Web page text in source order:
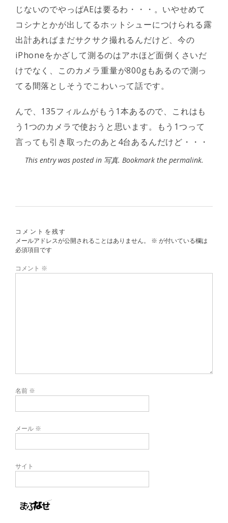
じないのでやっぱAEは要るわ・・・。いやせめて
コシナとかが出してるホットシューにつけられる露
出計あればまだサクサク撮れるんだけど、今の
iPhoneをかざして測るのはアホほど面倒くさいだ
けでなく、このカメラ重量が800gもあるので測っ
てる間落としそうでこわいって話です。
んで、135フィルムがもう1本あるので、これはも
う1つのカメラで使おうと思います。もう1つって
言っても引き取ったのあと4台あるんだけど・・・
This entry was posted in 写真. Bookmark the permalink.
コメントを残す
メールアドレスが公開されることはありません。
※ が付いている欄は
必須項目です
コメント ※
名前 ※
メール ※
サイト